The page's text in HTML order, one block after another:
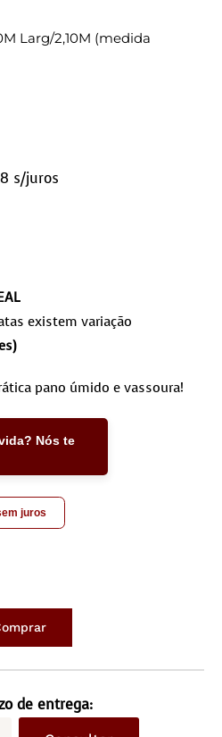
Larg/2,10M (medida
s/juros
existem variação
pano úmido e vassoura!
Nós te
juros
de entrega: